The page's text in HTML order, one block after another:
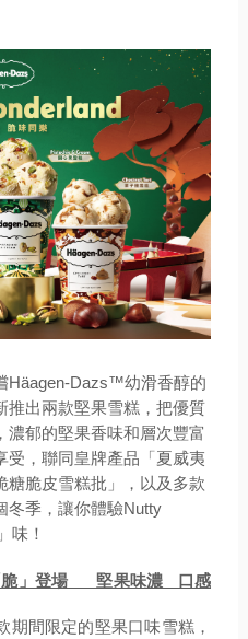
Häagen-Dazs™幼滑香醇的
推出兩款堅果雪糕，把優質
濃郁的堅果香味和層次豐富
受，聯同皇牌產品「夏威夷
糖脆皮雪糕批」，以及多款
冬季，讓你體驗Nutty
味！
脆」登場 堅果味濃 口感
間限定的堅果口味雪糕，